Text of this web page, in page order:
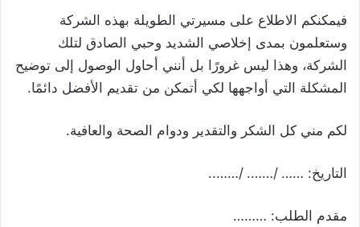
فيمكنكم الاطلاع على مسيرتي الطويلة بهذه الشركة
وستعلمون بمدى إخلاصي الشديد وحبي الصادق لتلك
الشركة، وهذا ليس غرورًا بل أنني أحاول الوصول إلى توضيح
المشكلة التي أواجهها لكي أتمكن من تقديم الأفضل دائمًا.
لكم مني كل الشكر والتقدير ودوام الصحة والعافية.
التاريخ: …… /……. /……..
مقدم الطلب: ………